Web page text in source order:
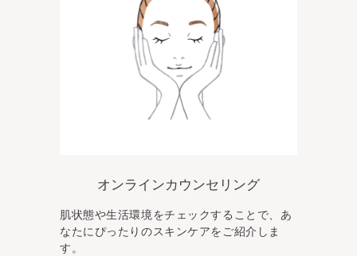
オンラインカウンセリング
肌状態や生活環境をチェックすることで、あ
なたにぴったりのスキンケアをご紹介しま
す。